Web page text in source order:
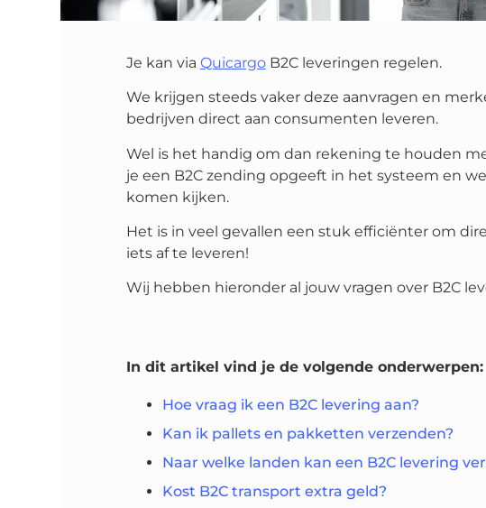
Je kan via QuicargoB2C leveringen regelen.
We krijgen steeds vaker deze aanvragen en
bedrijven direct aan consumenten leveren.
Wel is het handig om dan rekening te houden
je een B2C zending opgeeft in het systeem en
komen kijken.
Het is in veel gevallen een stuk efficiënter om
iets af te leveren!
Wij hebben hieronder al jouw vragen over B2C
In dit artikel vind je de volgende onderwerpen:
Hoe vraag ik een B2C levering aan?
Kan ik pallets en pakketten verzenden?
Naar welke landen kan een B2C levering
Kost B2C transport extra geld?